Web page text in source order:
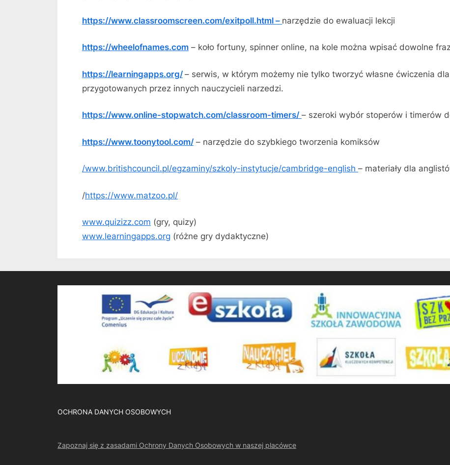
https://www.classroomscreen.com/exitpoll.html – narzędzie do ewaluacji lekcji
https://wheelofnames.com – koło fortuny, spinner online, na kole można wpisać dowolne
https://learningapps.org/ – serwis, w którym możemy nie tylko tworzyć własne ćwiczenia
przygotowanych przez innych nauczycieli narzedzi.
https://www.online-stopwatch.com/classroom-timers/ – szeroki wybór stoperów i timerów
https://www.toonytool.com/ – narzędzie do szybkiego tworzenia komiksów
/www.britishcouncil.pl/egzaminy/szkoly-instytucje/cambridge-english – materiały dla
/https://www.matzoo.pl/
www.quizizz.com (gry, quizy)
www.learningapps.org (różne gry dydaktyczne)
OCHRONA DANYCH OSOBOWYCH
Zapoznaj się z zasadami Ochrony Danych Osobowych w naszej placówce